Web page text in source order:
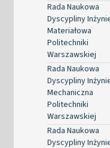
Rada Naukowa
Dyscypliny
Materiałowa
Politechniki
Warszawskiej
Rada Naukowa
Dyscypliny
Mechaniczna
Politechniki
Warszawskiej
Rada Naukowa
Dyscypliny